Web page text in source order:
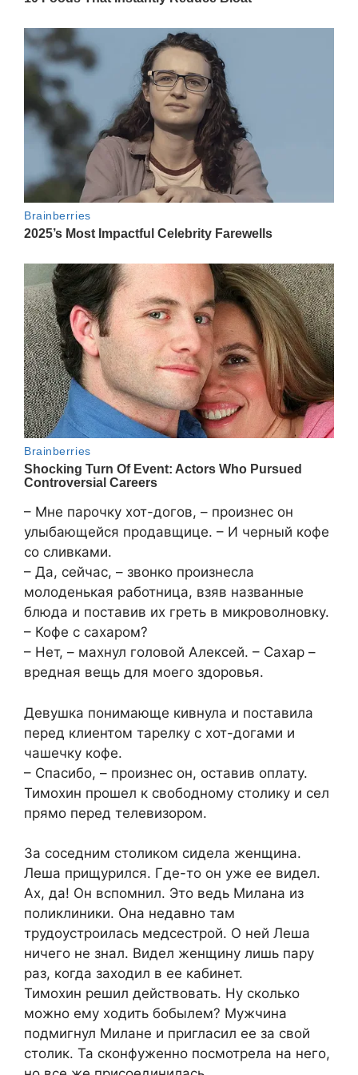
– Мне парочку хот-догов, – произнес он
улыбающейся продавщице. – И черный кофе
со сливками.
– Да, сейчас, – звонко произнесла
молоденькая работница, взяв названные
блюда и поставив их греть в микроволновку.
– Кофе с сахаром?
– Нет, – махнул головой Алексей. – Сахар –
вредная вещь для моего здоровья.
Девушка понимающе кивнула и поставила
перед клиентом тарелку с хот-догами и
чашечку кофе.
– Спасибо, – произнес он, оставив оплату.
Тимохин прошел к свободному столику и сел
прямо перед телевизором.
За соседним столиком сидела женщина.
Леша прищурился. Где-то он уже ее видел.
Ах, да! Он вспомнил. Это ведь Милана из
поликлиники. Она недавно там
трудоустроилась медсестрой. О ней Леша
ничего не знал. Видел женщину лишь пару
раз, когда заходил в ее кабинет.
Тимохин решил действовать. Ну сколько
можно ему ходить бобылем? Мужчина
подмигнул Милане и пригласил ее за свой
столик. Та сконфуженно посмотрела на него,